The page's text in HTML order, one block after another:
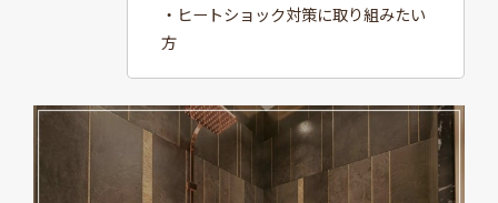
・ヒートショック対策に取り組みたい
方